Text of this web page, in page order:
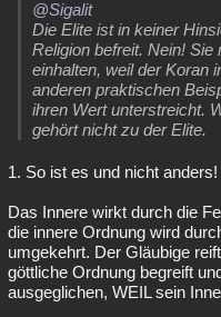
@Sigalit
Die Elite ist in keiner
Religion befreit. Nein!
einhalten, weil der Koran
anderen praktischen
ihren Wert unterstreicht.
gehört nicht zu der Elite.
1. So ist es und nicht anders!
Das Innere wirkt durch die
die innere Ordnung wird
umgekehrt. Der Gläubige
göttliche Ordnung begreift
ausgeglichen, WEIL sein